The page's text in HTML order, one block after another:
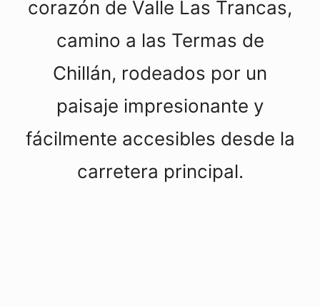
corazón de Valle Las Trancas,
camino a las Termas de
Chillán, rodeados por un
paisaje impresionante y
fácilmente accesibles desde la
carretera principal.